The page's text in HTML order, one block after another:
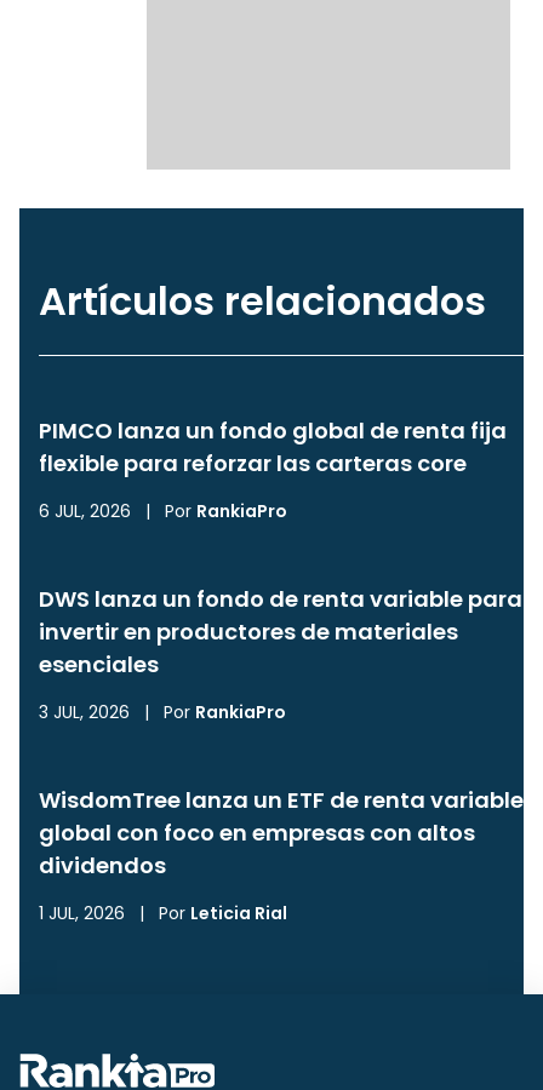
Artículos relacionados
PIMCO lanza un fondo global de renta fija
flexible para reforzar las carteras core
6 JUL, 2026 | Por RankiaPro
DWS lanza un fondo de renta variable para
invertir en productores de materiales
esenciales
3 JUL, 2026 | Por RankiaPro
WisdomTree lanza un ETF de renta variable
global con foco en empresas con altos
dividendos
1 JUL, 2026 | Por Leticia Rial